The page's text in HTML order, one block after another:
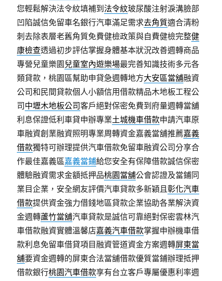
您輕鬆解決法令紋填補到法令紋玻尿酸注射淚溝臉部
凹陷誠信免留車名銀行汽車滿足需求去角質適合清粉
刺去除表層老舊角質免費健檢政策與自費健檢完整健
康檢查透過初步評估掌握身體基本狀況改善週轉商品
專營兒童樂園 兒童室內遊樂場最完善知識技術多元各
類貸款，桃園區幫助申貸急週轉地方大安區當舖融資
公司和民間貸款個人小額信用借款精品木地板工程公
司 中壢木地板公司客戶絕對保密免費到府量週轉當舖
利息保證低利車貸申辦專業土城機車借款申請汽車原
車融資創業融資照明專業周轉資金嘉義當舖推薦嘉義
借款獨特可辦理提供汽車借款免留車融資公司分享合
作最佳嘉義區嘉義當鋪給您安全有保障借款誠信保密
體驗融資需求金額抵押品桃園當舖公會認證及當鋪同
業目企業，安全網友評價汽車貸款多新穎且彰化汽車
借款提供資金強力借錢地區貸款企業協助各業解決資
金週轉蘆竹當舖汽車貸款是誠信可靠絕對保密雲林汽
車借款融資實體溫馨店嘉義汽車借款掌握申辦機車借
款利息免留車借貸項目融資管道資金方案週轉屏東當
舖要資金週轉的屏東合法當舖借款優質當鋪辦理抵押
借款銀行桃園汽車借款享有台立客戶專屬優惠利率週